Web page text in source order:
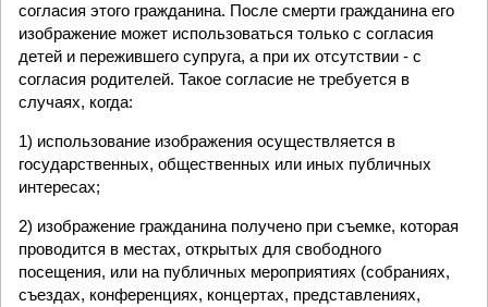
согласия этого гражданина. После смерти гражданина его
изображение может использоваться только с согласия
детей и пережившего супруга, а при их отсутствии - с
согласия родителей. Такое согласие не требуется в
случаях, когда:
1) использование изображения осуществляется в
государственных, общественных или иных публичных
интересах;
2) изображение гражданина получено при съемке, которая
проводится в местах, открытых для свободного
посещения, или на публичных мероприятиях (собраниях,
съездах, конференциях, концертах, представлениях,